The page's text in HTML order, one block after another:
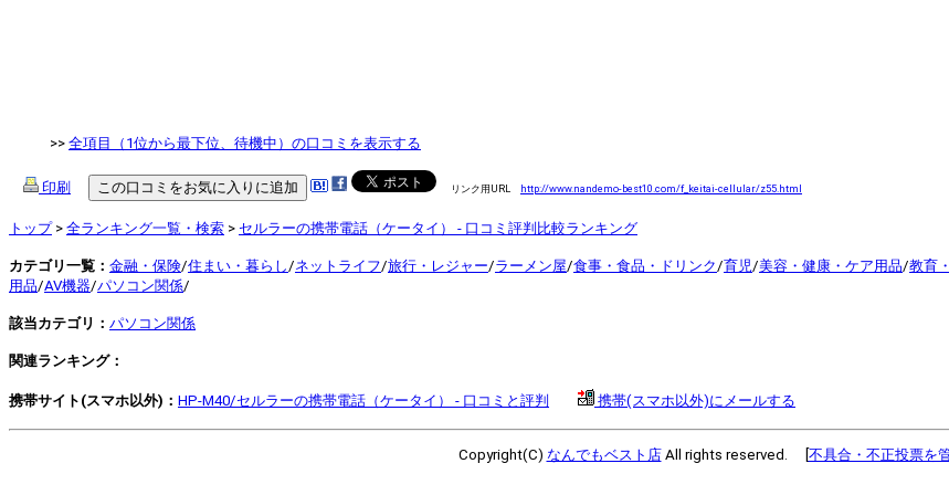
>> 全項目（1位から最下位、待機中）の口コミを表示する
印刷 リンク用URL http://www.nandemo-best10.com/f_keitai-cellular/z55.html
トップ> 全ランキング一覧・検索 > セルラーの携帯電話（ケータイ） - 口コミ評判比較ランキング
カテゴリ一覧： 金融・保険/住まい・暮らし/ネットライフ/旅行・レジャー/ラーメン屋/食事・食品・ドリンク/育児/美容・健康・ケア用品/教育
用品/AV機器/パソコン関係/
該当カテゴリ： パソコン関係
関連ランキング：
携帯サイト(スマホ以外)： HP-M40/セルラーの携帯電話（ケータイ） - 口コミと評判 携帯(スマホ以外)にメールする
Copyright(C) なんでもベスト店All rights reserved. [ 不具合・不正投票を